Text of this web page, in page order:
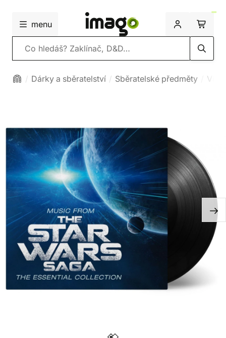
menu
Vyhledávání
Dárky a sběratelství Sběratelské předměty